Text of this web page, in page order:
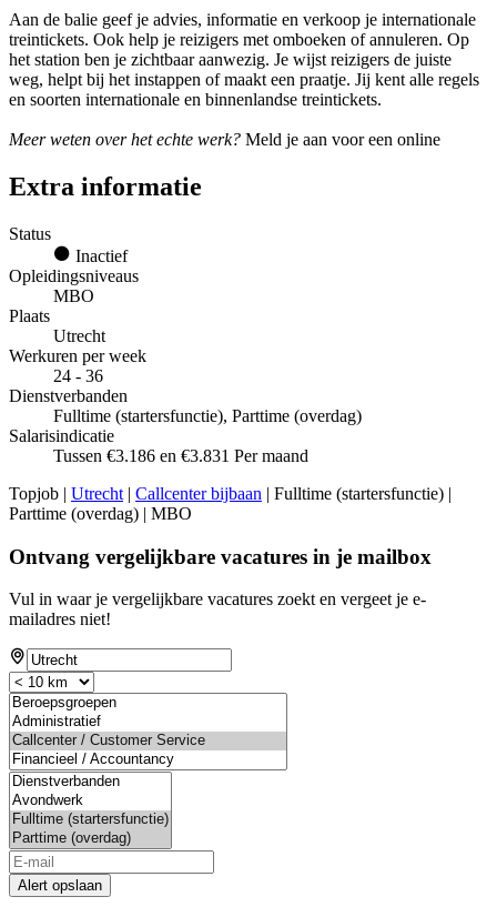
Aan de balie geef je advies, informatie en verkoop je internationale
treintickets. Ook help je reizigers met omboeken of annuleren. Op
het station ben je zichtbaar aanwezig. Je wijst reizigers de juiste
weg, helpt bij het instappen of maakt een praatje. Jij kent alle regels
en soorten internationale en binnenlandse treintickets.
Meer weten over het echte werk? Meld je aan voor een online
Extra informatie
Status
Inactief
Opleidingsniveaus
MBO
Plaats
Utrecht
Werkuren per week
24 - 36
Dienstverbanden
Fulltime (startersfunctie), Parttime (overdag)
Salarisindicatie
Tussen €3.186 en €3.831 Per maand
Topjob | Utrecht | Callcenter bijbaan | Fulltime (startersfunctie) |
Parttime (overdag) | MBO
Ontvang vergelijkbare vacatures in je mailbox
Vul in waar je vergelijkbare vacatures zoekt en vergeet je e-
mailadres niet!
Alert opslaan